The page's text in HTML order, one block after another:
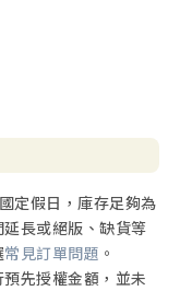
定假日，庫存足夠為
長或絕版、缺貨等
常見訂單問題 。
先授權金額，並未